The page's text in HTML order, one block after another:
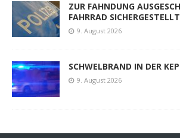
ZUR FAHNDUNG
FAHRRAD SICHERGESTELLT
9. August 2026
SCHWELBRAND IN DER
9. August 2026